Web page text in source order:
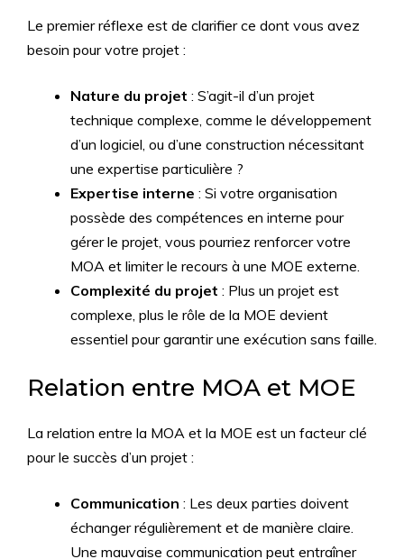
Le premier réflexe est de clarifier ce dont vous avez
besoin pour votre projet :
Nature du projet : S’agit-il d’un projet
technique complexe, comme le développement
d’un logiciel, ou d’une construction nécessitant
une expertise particulière ?
Expertise interne : Si votre organisation
possède des compétences en interne pour
gérer le projet, vous pourriez renforcer votre
MOA et limiter le recours à une MOE externe.
Complexité du projet : Plus un projet est
complexe, plus le rôle de la MOE devient
essentiel pour garantir une exécution sans faille.
Relation entre MOA et MOE
La relation entre la MOA et la MOE est un facteur clé
pour le succès d’un projet :
Communication : Les deux parties doivent
échanger régulièrement et de manière claire.
Une mauvaise communication peut entraîner